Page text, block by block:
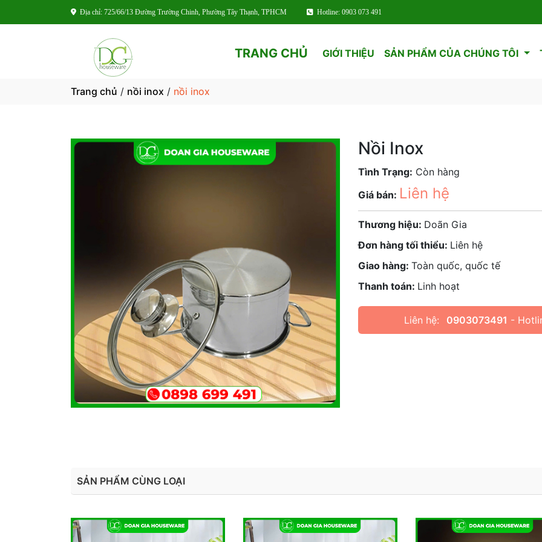
Địa chỉ: 725/66/13 Đường Trường Chinh, Phường Tây Thạnh, TPHCM Hotline: 0903 073 491
TRANG CHỦ GIỚI THIỆU SẢN PHẨM CỦA CHÚNG TÔI
Trang chủ / nồi inox / nồi inox
Nồi Inox
Tình Trạng: Còn hàng
Giá bán: Liên hệ
Thương hiệu: Doãn Gia
Đơn hàng tối thiểu: Liên hệ
Giao hàng: Toàn quốc, quốc tế
Thanh toán: Linh hoạt
Liên hệ: 0903073491 -
SẢN PHẨM CÙNG LOẠI